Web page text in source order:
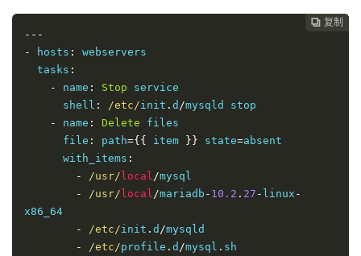
 复制
 复制
 复制
 复制
 复制
 复制
 复制
 复制
 复制
 复制
---
-
hosts :
webservers
  tasks
:
-
name : Stop service
      shell
: /etc/init . d /mysqld stop
-
name : Delete files
      file
: path={{ item }} state=absent
      with_items
:
-
/usr/ local/mysql
-
/usr/ local/mariadb - 10.2 . 27 - linux -
x86_64
-
/etc/init . d /mysqld
-
/etc/profile . d /mysql . sh